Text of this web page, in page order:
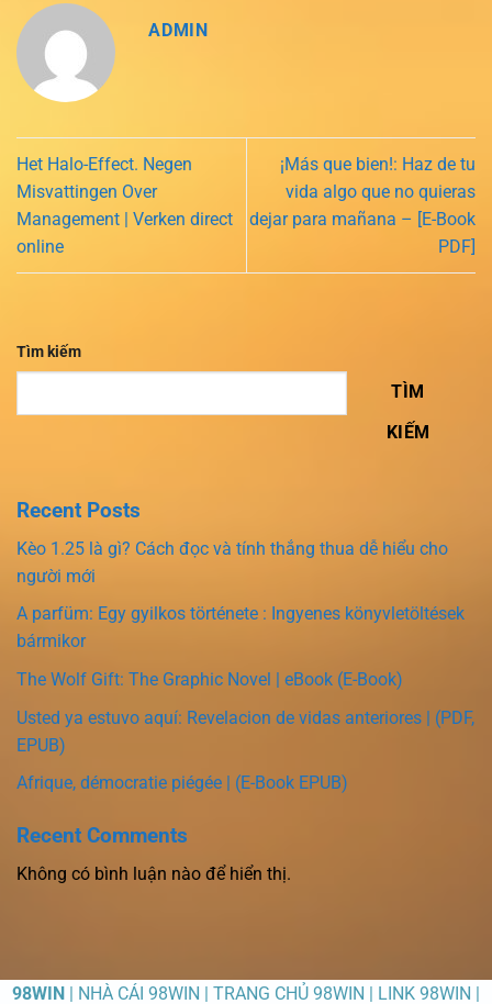
ADMIN
Het Halo-Effect. Negen
Misvattingen Over
Management | Verken direct
online
¡Más que bien!: Haz de tu
vida algo que no quieras
dejar para mañana – [E-Book
PDF]
Tìm kiếm
TÌM
KIẾM
Recent Posts
Kèo 1.25 là gì? Cách đọc và tính thắng thua dễ hiểu cho
người mới
A parfüm: Egy gyilkos története : Ingyenes könyvletöltések
bármikor
The Wolf Gift: The Graphic Novel | eBook (E-Book)
Usted ya estuvo aquí: Revelacion de vidas anteriores | (PDF,
EPUB)
Afrique, démocratie piégée | (E-Book EPUB)
Recent Comments
Không có bình luận nào để hiển thị.
98WIN | NHÀ CÁI 98WIN | TRANG CHỦ 98WIN | LINK 98WIN |